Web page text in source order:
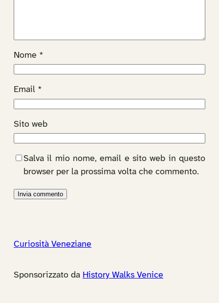
Nome *
Email *
Sito web
Salva il mio nome, email e sito web in questo
browser per la prossima volta che commento.
Curiosità Veneziane
Sponsorizzato da History Walks Venice